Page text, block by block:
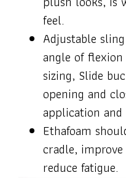
feel.
Adjustable
angle of
sizing, Slide
opening and
application
Ethafoam
cradle,
reduce fatigue.